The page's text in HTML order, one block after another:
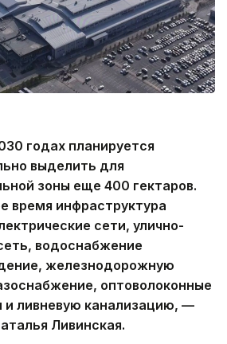
годах планируется
выделить для
зоны еще 400 гектаров.
время инфраструктура
сети, улично-
водоснабжение
железнодорожную
оптоволоконные
и ливневую канализацию, —
Ливинская.